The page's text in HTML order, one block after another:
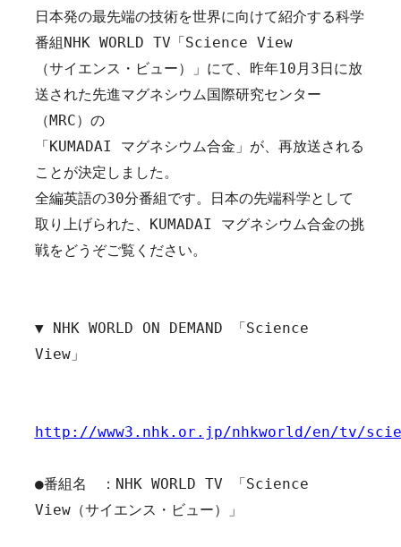
日本発の最先端の技術を世界に向けて紹介する科学
番組NHK WORLD TV「Science View
（サイエンス・ビュー）」にて、昨年10月3日に放
送された先進マグネシウム国際研究センター
（MRC）の
「KUMADAI マグネシウム合金」が、再放送される
ことが決定しました。
全編英語の30分番組です。日本の先端科学として
取り上げられた、 KUMADAI マグネシウム合金の挑
戦をどうぞご覧ください。
▼ NHK WORLD ON DEMAND 「Science
View」
http://www3.nhk.or.jp/nhkworld/en/tv/
●番組名　：NHK WORLD TV 「Science
View（サイエンス・ビュー）」
セミナー
教育・大学院
お知らせ
アクセス
お問い合わせ
関連リンク